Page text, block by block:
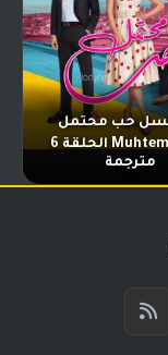
حب محتمل
Muhtemel Aşk الحلقة 6
مترجمة